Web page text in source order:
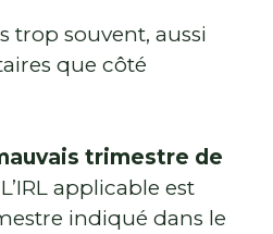
trop souvent, aussi
que côté
trimestre de
L’IRL applicable est
indiqué dans le